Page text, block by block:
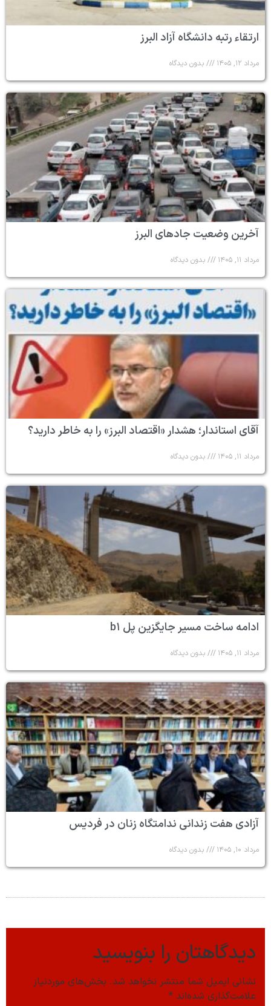
ارتقاء رتبه دانشگاه آزاد البرز
مرداد ۱۲, ۱۴۰۵ بدون دیدگاه
آخرین وضعیت جادهای البرز
مرداد ۱۱, ۱۴۰۵ بدون دیدگاه
آقای استاندار؛ هشدار «اقتصاد البرز» را به خاطر دارید؟
مرداد ۱۱, ۱۴۰۵ بدون دیدگاه
ادامه ساخت مسیر جایگزین پل b۱
مرداد ۱۱, ۱۴۰۵ بدون دیدگاه
آزادی هفت زندانی ندامتگاه زنان در فردیس
مرداد ۱۰, ۱۴۰۵ بدون دیدگاه
دیدگاهتان را بنویسید
نشانی ایمیل شما منتشر نخواهد شد. بخش‌های موردنیاز
علامت‌گذاری شده‌اند *